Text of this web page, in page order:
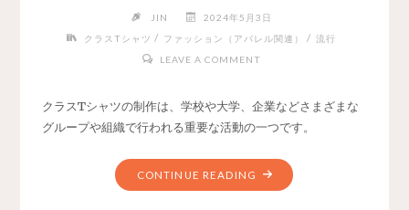
JIN
2024年5月3日
クラスTシャツ / ファッション（アパレル関連） / 流行
LEAVE A COMMENT
クラスTシャツの制作は、学校や大学、企業などさまざまな
グループや組織で行われる重要な活動の一つです。
CONTINUE READING